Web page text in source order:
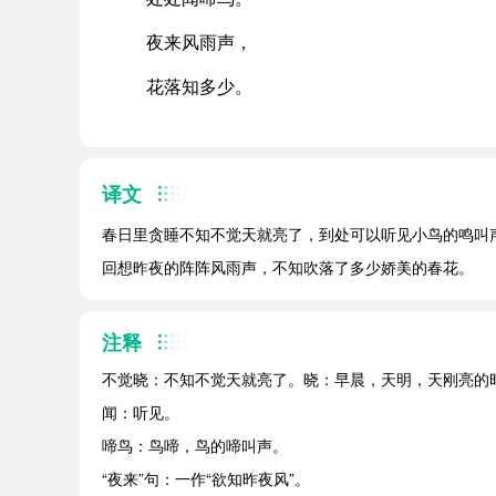
夜来风雨声，
花落知多少。
译文
春日里贪睡不知不觉天就亮了，到处可以听见小鸟的鸣叫
回想昨夜的阵阵风雨声，不知吹落了多少娇美的春花。
注释
不觉晓：不知不觉天就亮了。晓：早晨，天明，天刚亮的
闻：听见。
啼鸟：鸟啼，鸟的啼叫声。
“夜来”句：一作“欲知昨夜风”。